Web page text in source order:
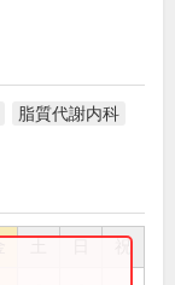
脂質代謝内科
祝